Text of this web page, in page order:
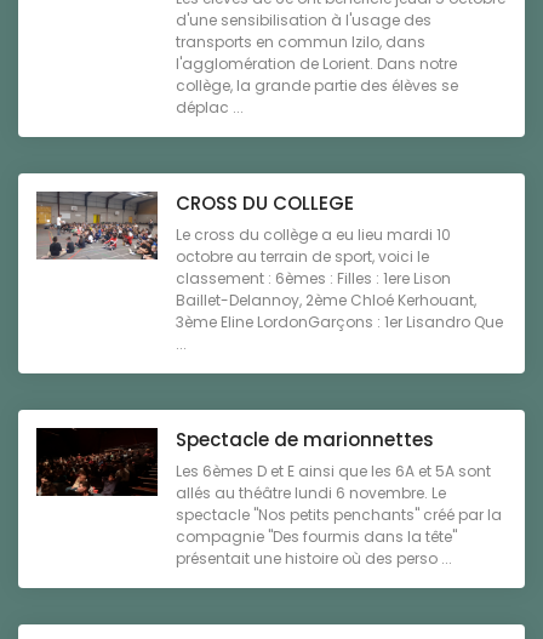
d'une sensibilisation à l'usage des
transports en commun Izilo, dans
l'agglomération de Lorient. Dans notre
collège, la grande partie des élèves se
déplac ...
CROSS DU COLLEGE
Le cross du collège a eu lieu mardi 10
octobre au terrain de sport, voici le
classement : 6èmes : Filles : 1ere Lison
Baillet-Delannoy, 2ème Chloé Kerhouant,
3ème Eline LordonGarçons : 1er Lisandro Que
...
Spectacle de marionnettes
Les 6èmes D et E ainsi que les 6A et 5A sont
allés au théâtre lundi 6 novembre. Le
spectacle "Nos petits penchants" créé par la
compagnie "Des fourmis dans la tête"
présentait une histoire où des perso ...